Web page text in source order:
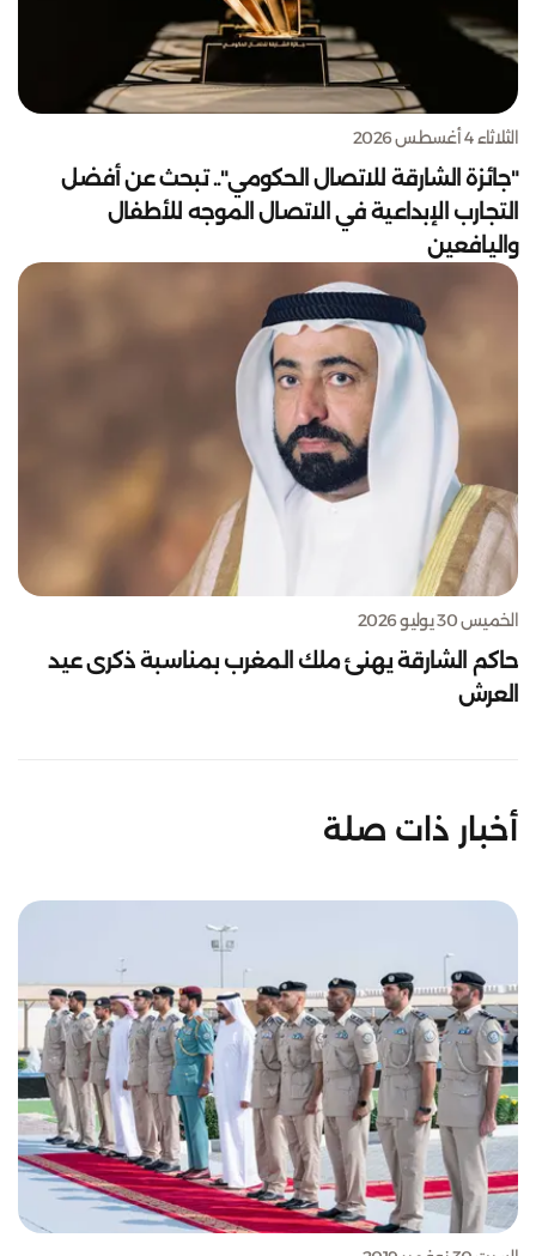
الثلاثاء 4 أغسطس 2026
"جائزة الشارقة للاتصال الحكومي".. تبحث عن أفضل
التجارب الإبداعية في الاتصال الموجه للأطفال
واليافعين
الخميس 30 يوليو 2026
حاكم الشارقة يهنئ ملك المغرب بمناسبة ذكرى عيد
العرش
أخبار ذات صلة